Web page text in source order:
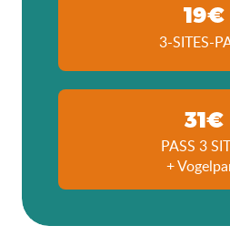
19€
3-SITES-
31€
PASS 3
+